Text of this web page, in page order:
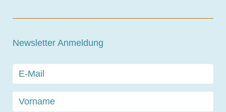
Newsletter Anmeldung